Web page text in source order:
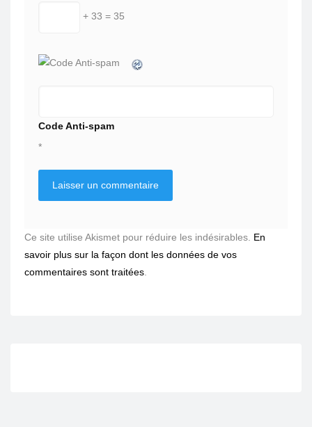
+ 33 = 35
Code Anti-spam
*
Ce site utilise Akismet pour réduire les indésirables. En
savoir plus sur la façon dont les données de vos
commentaires sont traitées